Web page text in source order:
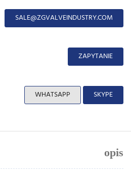
SALE@ZGVALVEINDUSTRY.COM
ZAPYTANIE
SKYPE
WHATSAPP
opis